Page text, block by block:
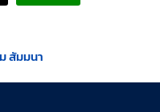
สัมมนา